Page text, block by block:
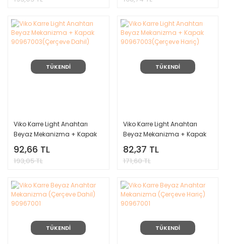
TÜKENDİ
Viko Karre Light Anahtarı
Beyaz Mekanizma + Kapak
90967003(Çerçeve Dahil)
92,66 TL
193,05 TL
TÜKENDİ
Viko Karre Light Anahtarı
Beyaz Mekanizma + Kapak
90967003(Çerçeve Hariç)
82,37 TL
171,60 TL
TÜKENDİ TÜKENDİ